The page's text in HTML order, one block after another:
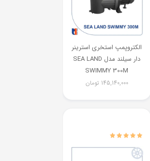
الکتروپمپ استخری استرینر
دار سیلند مدل SEA LAND
SWIMMY 300M
145,140,000 تومان